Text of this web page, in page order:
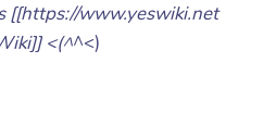
[[https://www.yeswiki.net
<(^^<)